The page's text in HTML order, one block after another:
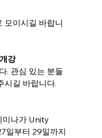
모이시길 바랍니
강
. 관심 있는 분들
시길 바랍니다.
미나가 Unity
일부터 29일까지